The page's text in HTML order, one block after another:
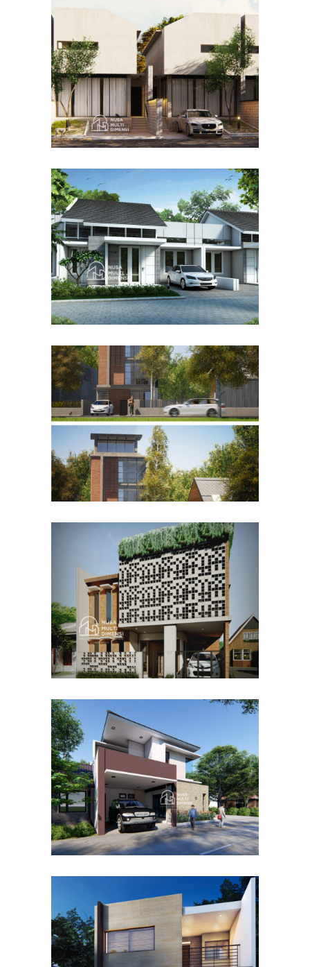
Desain Concrete House di
Cinere Depok
DESAIN RUMAH TERBAIK
Desain Cluster Graha di
Karanggan Cibubur
DESAIN RUMAH TERBAIK
Desain Rumah Bapak Husain
di Bandung
DESAIN RUMAH TERBAIK
Desain Rumah Bapak Azwar
di Cibinong Bogor
DESAIN RUMAH TERBAIK
Desain Rumah Hook
Alternatif di Cibubur
DESAIN RUMAH TERBAIK
Desain Rumah Taman
Mutiara di Cibinong Bogor
DESAIN RUMAH TERBAIK